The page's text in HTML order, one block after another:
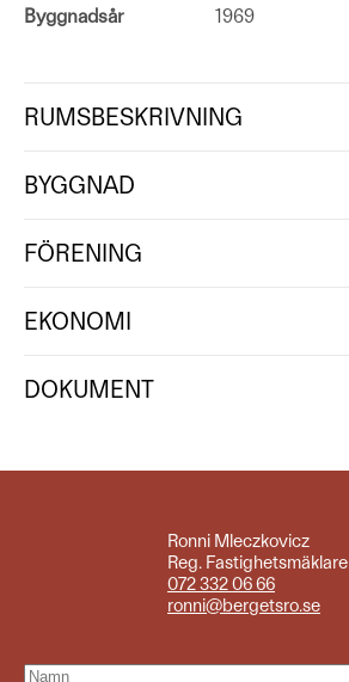
Byggnadsår
1969
RUMSBESKRIVNING
BYGGNAD
FÖRENING
EKONOMI
DOKUMENT
Ronni Mleczkovicz
Reg. Fastighetsmäklare
072 332 06 66
ronni@bergetsro.se